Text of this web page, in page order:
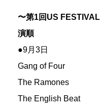
〜第1回US
演順
●9月3日
Gang of Four
The Ramones
The English Beat